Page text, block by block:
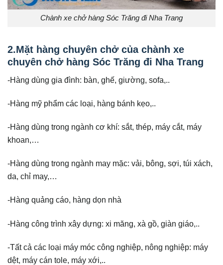
Chành xe chở hàng Sóc Trăng đi Nha Trang
2.Mặt hàng chuyên chở của chành xe
chuyên chở hàng Sóc Trăng đi Nha Trang
-Hàng dùng gia đình: bàn, ghế, giường, sofa,..
-Hàng mỹ phẩm các loại, hàng bánh kẹo,..
-Hàng dùng trong ngành cơ khí: sắt, thép, máy cắt, máy
khoan,…
-Hàng dùng trong ngành may mặc: vải, bông, sợi, túi xách,
da, chỉ may,…
-Hàng quảng cáo, hàng dọn nhà
-Hàng công trình xây dựng: xi măng, xà gồ, giàn giáo,..
-Tất cả các loại máy móc công nghiệp, nông nghiệp: máy
dệt, máy cán tole, máy xới,..